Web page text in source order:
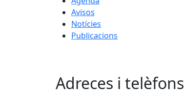
Avisos
Notícies
Publicacions
Adreces i telèfons